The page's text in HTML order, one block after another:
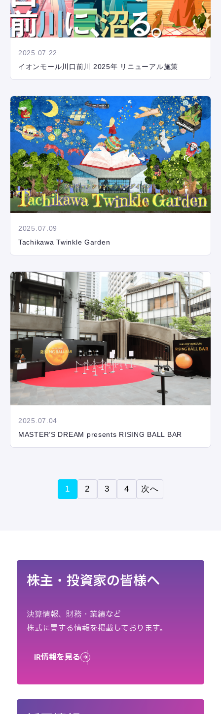
2025.07.22
イオンモール川口前川 2025年 リニューアル施策
2025.07.09
Tachikawa Twinkle Garden
2025.07.04
MASTER’S DREAM presents RISING BALL BAR
1 2 3 4 次へ
株主・投資家の皆様へ
決算情報、財務・業績など
株式に関する情報を掲載しております。
IR情報を見る